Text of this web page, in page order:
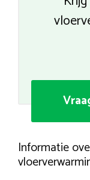
Informatie